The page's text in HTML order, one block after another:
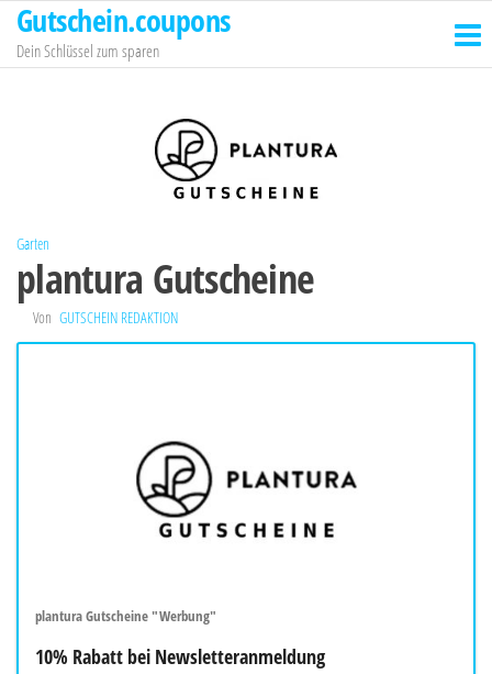
Zum
Inhalt
springen
Gutschein.coupons
Dein Schlüssel zum sparen
Garten
plantura Gutscheine
Von GUTSCHEIN REDAKTION
plantura Gutscheine "Werbung"
10% Rabatt bei Newsletteranmeldung